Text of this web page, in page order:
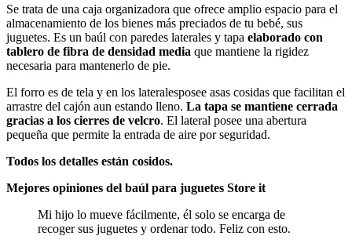
Se trata de una caja organizadora que ofrece amplio espacio para el
almacenamiento de los bienes más preciados de tu bebé, sus
juguetes. Es un baúl con paredes laterales y tapa elaborado con
tablero de fibra de densidad media que mantiene la rigidez
necesaria para mantenerlo de pie.
El forro es de tela y en los lateralesposee asas cosidas que facilitan el
arrastre del cajón aun estando lleno. La tapa se mantiene cerrada
gracias a los cierres de velcro. El lateral posee una abertura
pequeña que permite la entrada de aire por seguridad.
Todos los detalles están cosidos.
Mejores opiniones del baúl para juguetes Store it
Mi hijo lo mueve fácilmente, él solo se encarga de
recoger sus juguetes y ordenar todo. Feliz con esto.